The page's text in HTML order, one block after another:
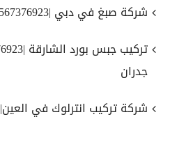
شركة صبغ في دبي |0567376923| دهانات اسطورية
جدران
شركة تركيب انترلوك في العين|0567376923| انترلوك